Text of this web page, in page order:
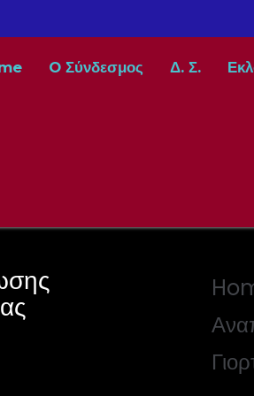
O Σύνδεσμος Δ. Σ.